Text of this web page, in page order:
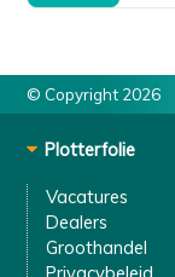
© Copyright 2026
Plotterfolie
Vacatures
Dealers
Groothandel